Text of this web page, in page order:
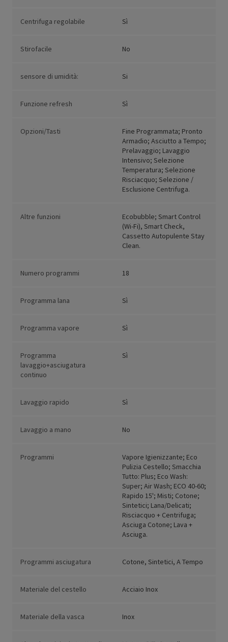
Centrifuga regolabile Sì
Stirofacile No
sensore di umidità: Si
Funzione refresh Sì
Opzioni/Tasti
Fine Programmata; Pronto
Armadio; Asciutto a Tempo;
Prelavaggio; Lavaggio
Intensivo; Selezione
Temperatura; Selezione
Risciacquo; Selezione /
Esclusione Centrifuga.
Altre funzioni
Ecobubble; Smart Control
(Wi-Fi), Smart Check,
Cassetto Autopulente Stay
Clean.
Numero programmi 18
Programma lana Sì
Programma vapore Sì
Programma
lavaggio+asciugatura
continuo
Sì
Lavaggio rapido Sì
Lavaggio a mano No
Programmi
Vapore Igienizzante; Eco
Pulizia Cestello; Smacchia
Tutto: Plus; Eco Wash:
Super; Air Wash; ECO 40-60;
Rapido 15'; Misti; Cotone;
Sintetici; Lana/Delicati;
Risciacquo + Centrifuga;
Asciuga Cotone; Lava +
Asciuga.
Programmi asciugatura Cotone, Sintetici, A Tempo
Materiale del cestello Acciaio Inox
Materiale della vasca Inox